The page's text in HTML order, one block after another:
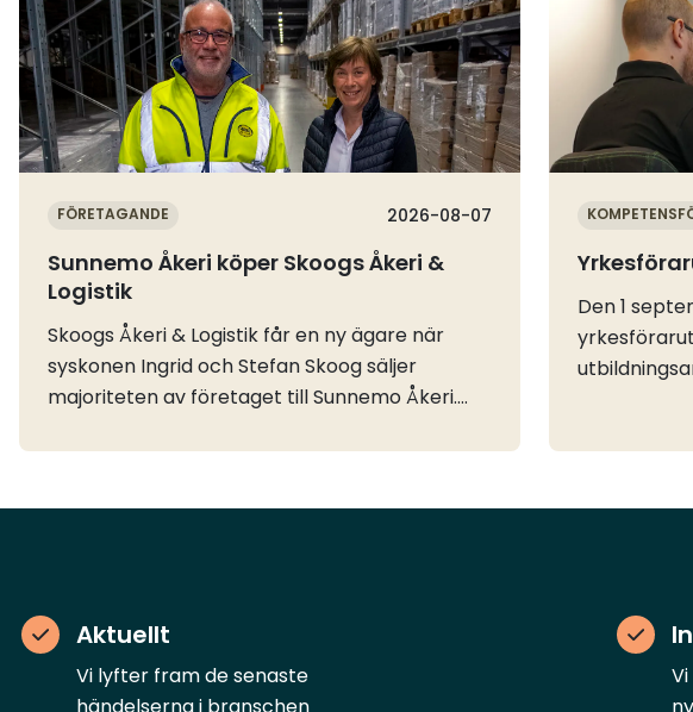
FÖRETAGANDE 2026-08-07
Sunnemo Åkeri köper Skoogs Åkeri &
Logistik
Skoogs Åkeri & Logistik får en ny ägare när
syskonen Ingrid och Stefan Skoog säljer
majoriteten av företaget till Sunnemo Åkeri.
affären.Skoogs Åkeri grundades för 60 år
Värmlandsbaserade Sunnemo Åkeri.– Det är
med glädje vi lämnar över till en seriös aktör
som satsar mot en hållbar framtid. Det är en
fantastiskt rolig bransch att verka i men det
Den 1
ändra
övningar
begrepp
Aktuellt
Vi lyfter fram de senaste
händelserna i branschen